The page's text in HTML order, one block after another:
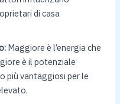
di casa
Maggiore è l’energia che
è il potenziale
più vantaggiosi per le